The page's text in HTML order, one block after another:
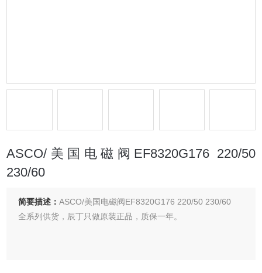
ASCO/美国电磁阀EF8320G176 220/50
230/60
简要描述：ASCO/美国电磁阀EF8320G176 220/50 230/60
全系列供货，辰丁只做原装正品，质保一年。